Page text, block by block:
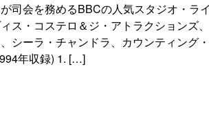
司会を務めるBBCの人気スタジオ・ラ
ス・コステロ＆ジ・アトラクションズ、
シーラ・チャンドラ、カウンティング・
年収録) 1. […]